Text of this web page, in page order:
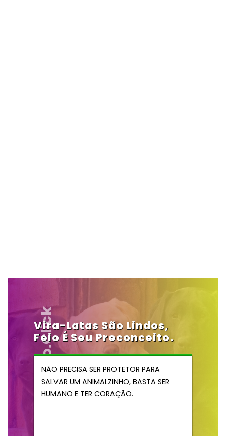
Vendocao.click
Vira-Latas São Lindos,
Feio É Seu Preconceito.
NÃO PRECISA SER PROTETOR PARA
SALVAR UM ANIMALZINHO, BASTA SER
HUMANO E TER CORAÇÃO.